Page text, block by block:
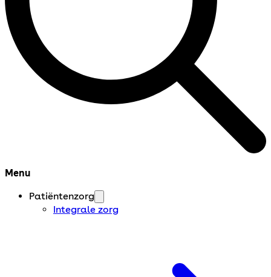
Menu
Patiëntenzorg
Integrale zorg